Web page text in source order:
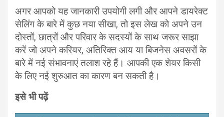
अगर आपको यह जानकारी उपयोगी लगी और आपने डायरेक्ट
सेलिंग के बारे में कुछ नया सीखा, तो इस लेख को अपने उन
दोस्तों, छात्रों और परिवार के सदस्यों के साथ जरूर साझा
करें जो अपने करियर, अतिरिक्त आय या बिजनेस अवसरों के
बारे में नई संभावनाएं तलाश रहे हैं। आपकी एक शेयर किसी
के लिए नई शुरुआत का कारण बन सकती है।
इसे भी पढ़ें